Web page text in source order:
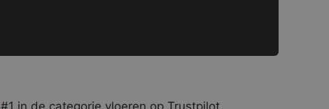
#1 in de categorie vloeren op Trustpilot